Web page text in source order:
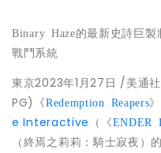
Binary Haze的最新史詩巨製
戰鬥系統
東京2023年1月27日 /美通
PG)
《Redemption Reapers》
e Interactive （ 《ENDER
（終焉之莉莉：騎士寂夜）